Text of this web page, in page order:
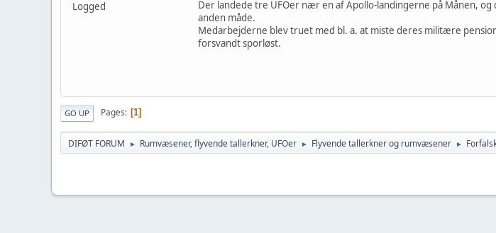
Logged
Der landede tre UFOer nær en af Apollo-landingerne på Månen,
anden måde.
Medarbejderne blev truet med bl. a. at miste deres militære
forsvandt sporløst.
GO UP Pages 1
DIFØT FORUM ► Rumvæsener, flyvende tallerkner, UFOer ► Flyvende tallerkner og rumvæsener ►